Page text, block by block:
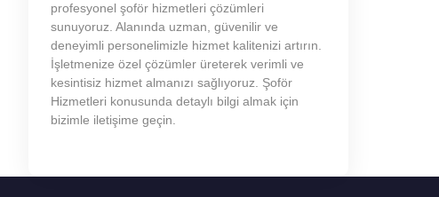
profesyonel şoför hizmetleri çözümleri
sunuyoruz. Alanında uzman, güvenilir ve
deneyimli personelimizle hizmet kalitenizi artırın.
İşletmenize özel çözümler üreterek verimli ve
kesintisiz hizmet almanızı sağlıyoruz. Şoför
Hizmetleri konusunda detaylı bilgi almak için
bizimle iletişime geçin.